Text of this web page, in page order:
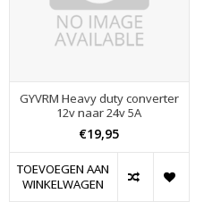
GYVRM Heavy duty converter
12v naar 24v 5A
€19,95
TOEVOEGEN AAN
WINKELWAGEN